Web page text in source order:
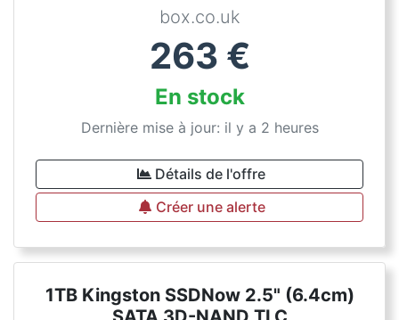
box.co.uk
263 €
En stock
Dernière mise à jour: il y a 2 heures
Détails de l'offre
Créer une alerte
1TB Kingston SSDNow 2.5" (6.4cm)